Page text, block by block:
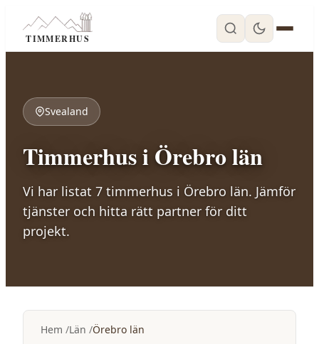
TIMMERHUS
Svealand
Timmerhus iÖrebro län
Vi har listat 7 timmerhus i Örebro län. Jämför
tjänster och hitta rätt partner för ditt
projekt.
Hem Län Örebro län